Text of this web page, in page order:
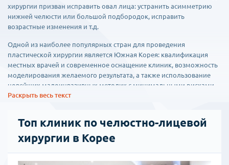
хирургии призван исправить овал лица: устранить асимметрию
нижней челюсти или большой подбородок, исправить
возрастные изменения и т.д.
Одной из наиболее популярных стран для проведения
пластической хирургии является Южная Корея: квалификация
местных врачей и современное оснащение клиник, возможность
моделирования желаемого результата, а также использование
новейших малоинвазивных методик с минимальными рисками
осложнений гарантируют хороший результат.
прохождение обследование для оценки общего состояния
здоровья и наличия противопоказаний.
После операций будут подобраны болеутоляющие средства на
время восстановления, а также специальная диета. Через
Раскрыть весь текст
Топ клиник по челюстно-лицевой
хирургии в Корее